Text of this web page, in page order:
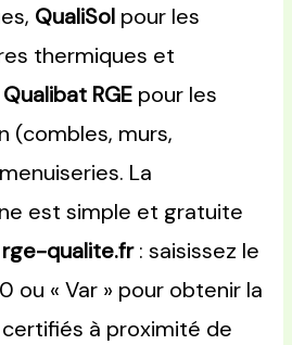
QualiSol pour les
thermiques et
Qualibat RGE pour les
(combles, murs,
La
est simple et gratuite
rge-qualite.fr: saisissez le
ou « Var » pour obtenir la
à proximité de